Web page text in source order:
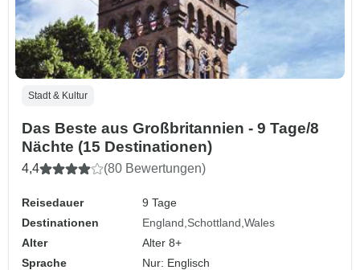
Stadt & Kultur
Das Beste aus Großbritannien - 9 Tage/8
Nächte (15 Destinationen)
4,4 (80 Bewertungen)
Reisedauer
9 Tage
Destinationen
England Schottland Wales
Alter
Alter 8+
Sprache
Nur: Englisch